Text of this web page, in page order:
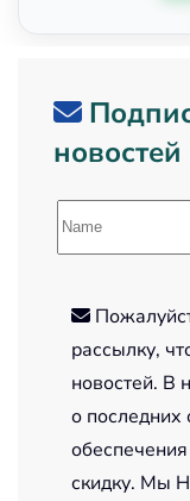
новостей
рассылку,
новостей. В
о последних
скидку. Мы